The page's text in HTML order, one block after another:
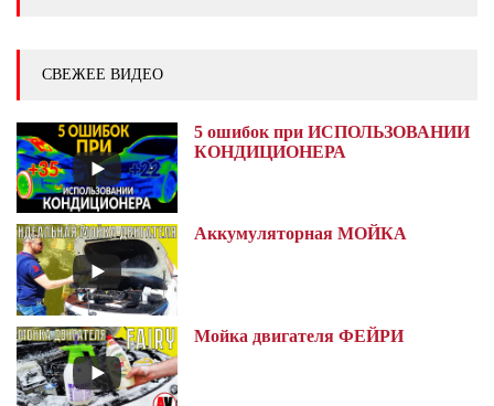
СВЕЖЕЕ ВИДЕО
5 ошибок при ИСПОЛЬЗОВАНИИ
КОНДИЦИОНЕРА
Аккумуляторная МОЙКА
Мойка двигателя ФЕЙРИ